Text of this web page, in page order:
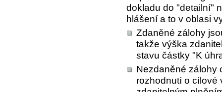
dokladu do "detailní"
hlášení a to v oblasi
Zdaněné zálohy
takže výška
stavu částky "K
Nezdaněné zálohy
rozhodnutí o cílové